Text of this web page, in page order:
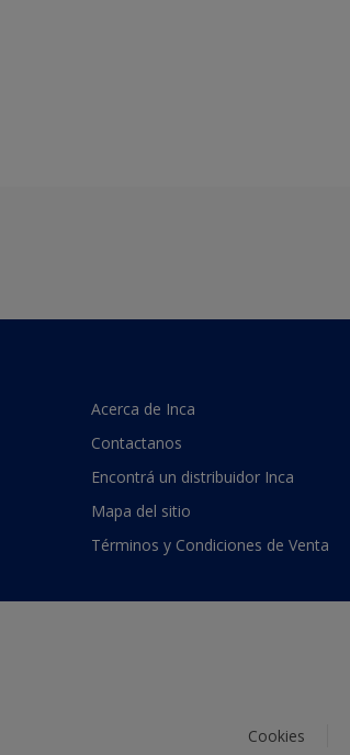
Acerca de Inca
Contactanos
Encontrá un distribuidor Inca
Mapa del sitio
Términos y Condiciones de Venta
Cookies